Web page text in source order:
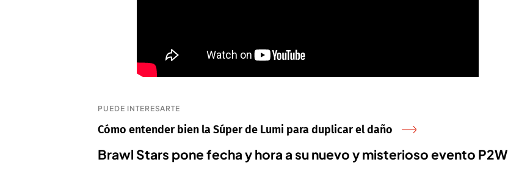
PUEDE INTERESARTE
Cómo entender bien la Súper de Lumi para duplicar el daño
Brawl Stars pone fecha y hora a su nuevo y misterioso evento P2W